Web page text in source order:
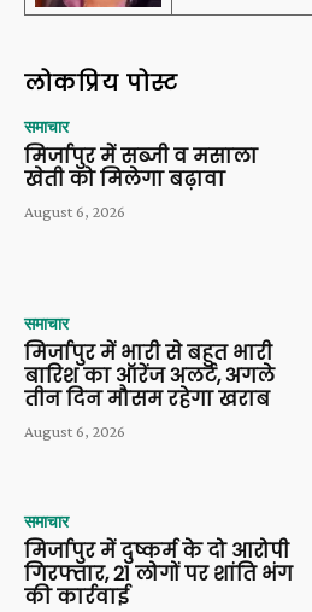
लोकप्रिय पोस्ट
समाचार
मिर्जापुर में सब्जी व मसाला
खेती को मिलेगा बढ़ावा
August 6, 2026
समाचार
मिर्जापुर में भारी से बहुत भारी
बारिश का ऑरेंज अलर्ट, अगले
तीन दिन मौसम रहेगा खराब
August 6, 2026
समाचार
मिर्जापुर में दुष्कर्म के दो आरोपी
गिरफ्तार, 21 लोगों पर शांति भंग
की कार्रवाई